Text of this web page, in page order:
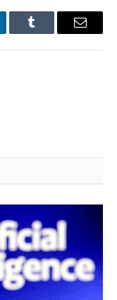
Tumblr Email